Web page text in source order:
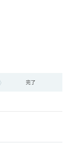
完了